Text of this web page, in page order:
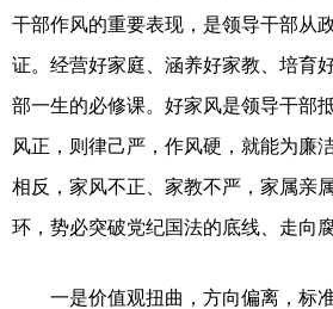
干部作风的重要表现，是领导干部从
证。经营好家庭、涵养好家教、培育
部一生的必修课。好家风是领导干部
风正，则律己严，作风硬，就能为廉
相反，家风不正、家教不严，家属亲
环，势必突破党纪国法的底线、走向
一是价值观扭曲，方向偏离，标准